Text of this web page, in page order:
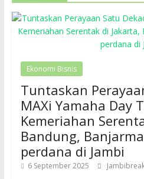
Ekonomi Bisnis
Tuntaskan
MAXi Yamaha Day
Kemeriahan
Bandung,
perdana di Jambi
6 September 2025